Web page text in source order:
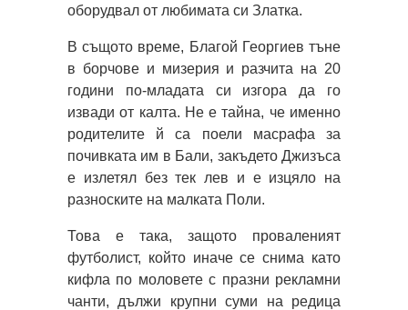
оборудвал от любимата си Златка.
В същото време, Благой Георгиев тъне
в борчове и мизерия и разчита на 20
години по-младата си изгора да го
извади от калта. Не е тайна, че именно
родителите й са поели масрафа за
почивката им в Бали, закъдето Джизъса
е излетял без тек лев и е изцяло на
разноските на малката Поли.
Това е така, защото проваленият
футболист, който иначе се снима като
кифла по моловете с празни рекламни
чанти, дължи крупни суми на редица